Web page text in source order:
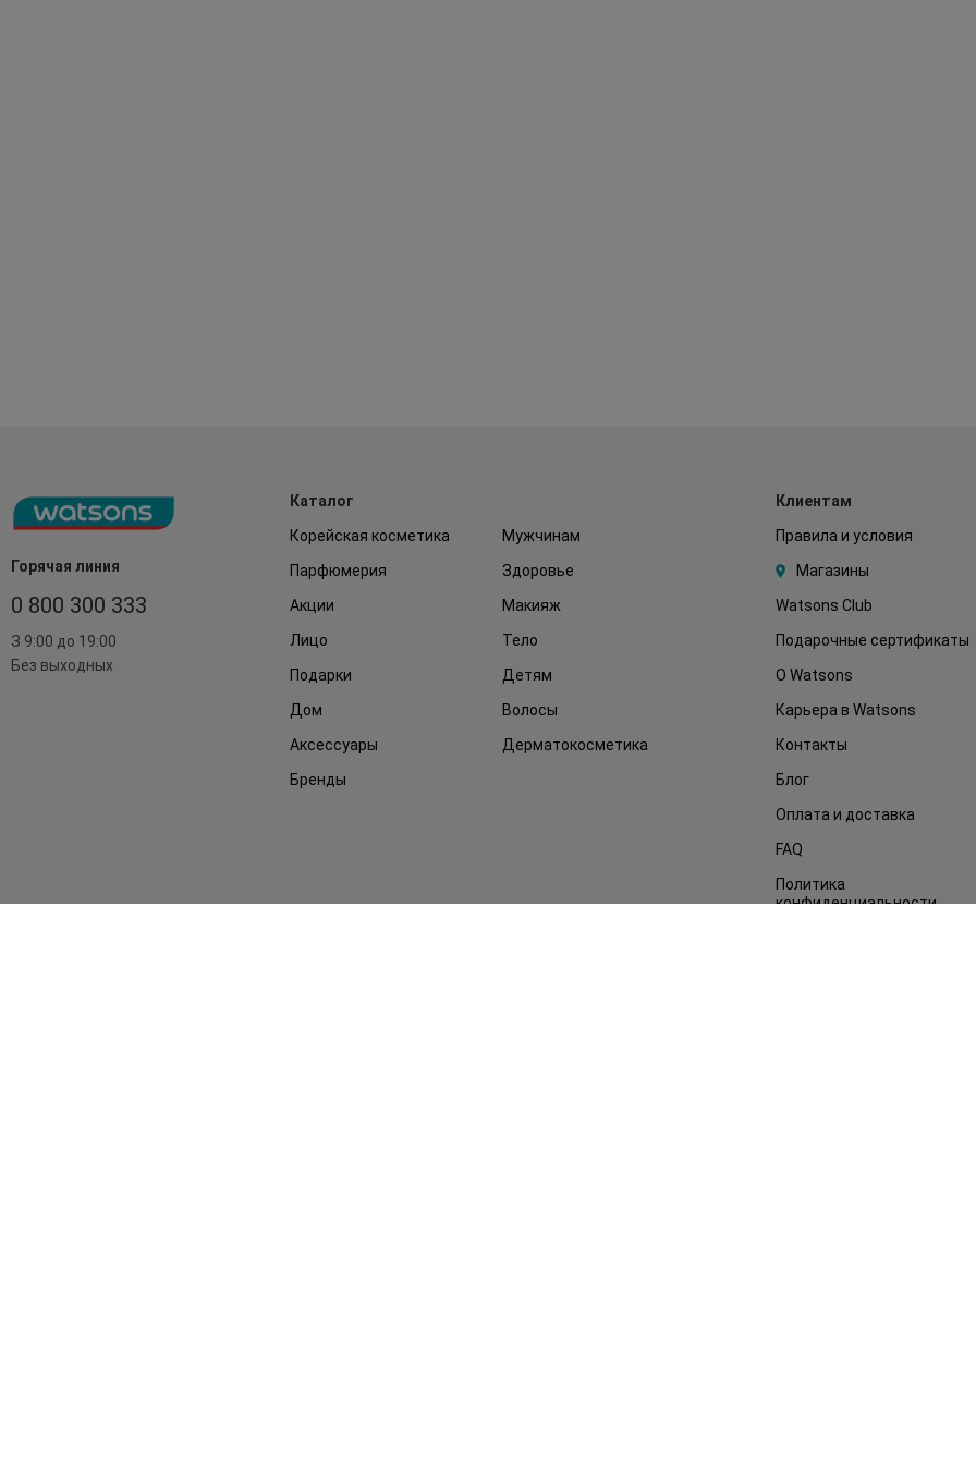
Горячая линия
0 800 300 333
З 9:00 до 19:00
Без выходных
Каталог
Корейская косметика
Мужчинам
Парфюмерия
Здоровье
Акции
Макияж
Лицо
Тело
Подарки
Детям
Дом
Волосы
Аксессуары
Дерматокосметика
Бренды
Клиентам
Правила и условия
Магазины
Watsons Club
Подарочные сертификаты
О Watsons
Карьера в Watsons
Контакты
Блог
Оплата и доставка
FAQ
Политика
конфиденциальности